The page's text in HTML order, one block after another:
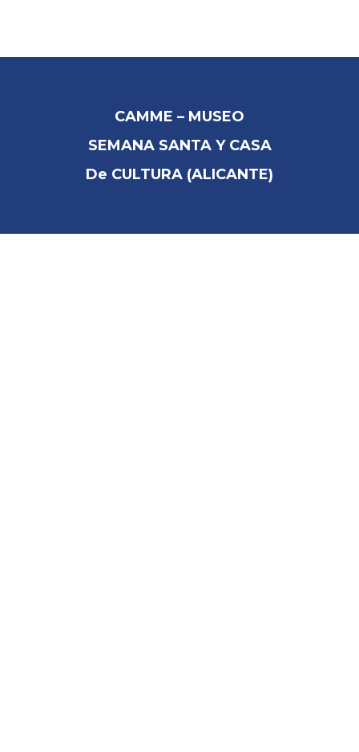
SOLUCIONES INTEGRALES
PRODUCTOS
CAMME – MUSEO
SEMANA SANTA Y CASA
De CULTURA (ALICANTE)